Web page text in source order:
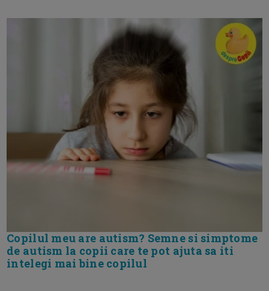
Copilul meu are autism? Semne si simptome
de autism la copii care te pot ajuta sa iti
intelegi mai bine copilul